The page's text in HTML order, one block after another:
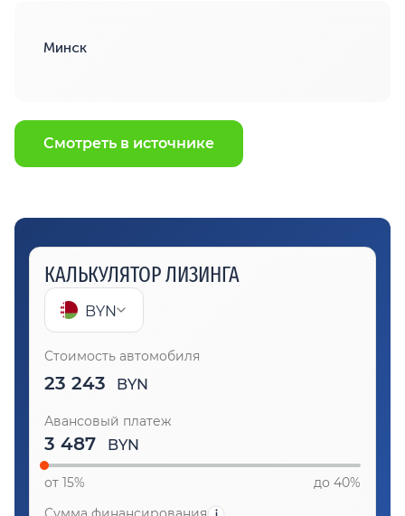
Минск
Смотреть в источнике
КАЛЬКУЛЯТОР ЛИЗИНГА
BYN
Стоимость автомобиля
23 243 BYN
Авансовый платеж
BYN
от 15%
до 40%